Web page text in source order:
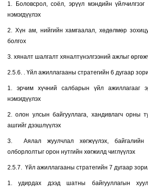
1. Боловсрол, соёл, эрүүл мэндийн
нэмэгдүүлэх
2. Хүн ам, нийгийн хамгаалал, хөдөлмөр
болгох
3. хяналт шалгалт хяналтүнэлгээний ажлыг
2.5.6. . Үйл ажиллагааны стратегийн 6 дугаар
1. эрчим хүчний салбарын үйл ажиллагааг
нэмэгдүүлэх
2. олон улсын байгууллага, хандивлагч орны
ашгийг дээшлүүлэх
3. Аялал жуулчлал хөгжүүлэх, байгалийн
олборлолтыг орон нутгийн хөгжилд чиглүүлэх
2.5.7. Үйл ажиллагааны стратегийн 7 дугаар
1. удирдах дээд шатны байгууллагын